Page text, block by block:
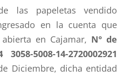
las papeletas vendido
en la cuenta que
abierta en Cajamar, Nº de
5008-14-2720002921
Diciembre, dicha entidad